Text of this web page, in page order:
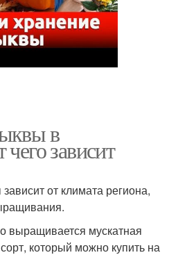
в
зависит
от климата региона,
выращивается мускатная
который можно купить на